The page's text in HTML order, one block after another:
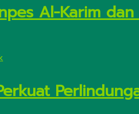
Al-Karim